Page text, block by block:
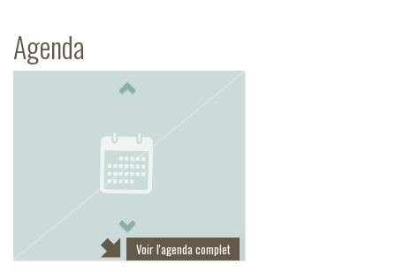
Agenda
Voir l'agenda complet